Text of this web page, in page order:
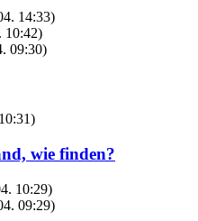
14:33)
10:42)
09:30)
wie finden?
10:29)
09:29)